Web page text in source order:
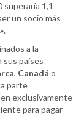
superaría 1,1
un socio más
.
a la
sus países
, Canadá o
parte
exclusivamente
para pagar